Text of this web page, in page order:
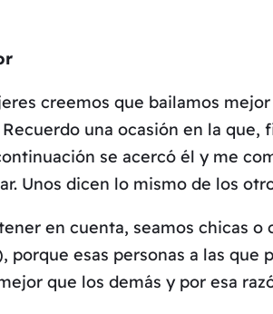
creemos que bailamos
una ocasión en la
se acercó él y me
Unos dicen lo mismo de los
en cuenta, seamos chicas
porque esas personas a las
que los demás y por esa